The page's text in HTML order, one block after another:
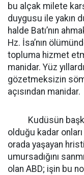
bu alçak milete
duygusu ile yakın
halde Batı’nın
Hz. İsa’nın
topluma hizmet
manidar. Yüz
gözetmeksizin
açısından manidar.
Kudüsün
olduğu kadar
orada yaşayan
umursadığını
olan ABD; işin bu